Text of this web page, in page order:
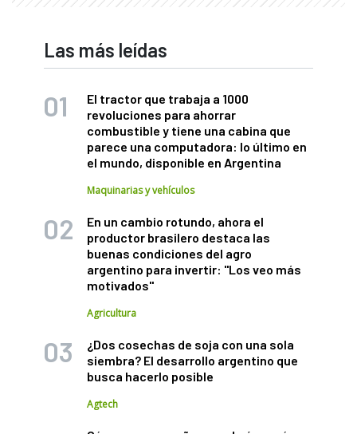
Las más leídas
El tractor que trabaja a 1000
revoluciones para ahorrar
combustible y tiene una cabina que
parece una computadora: lo último en
el mundo, disponible en Argentina
Maquinarias y vehículos
En un cambio rotundo, ahora el
productor brasilero destaca las
buenas condiciones del agro
argentino para invertir: "Los veo más
motivados"
Agricultura
¿Dos cosechas de soja con una sola
siembra? El desarrollo argentino que
busca hacerlo posible
Agtech